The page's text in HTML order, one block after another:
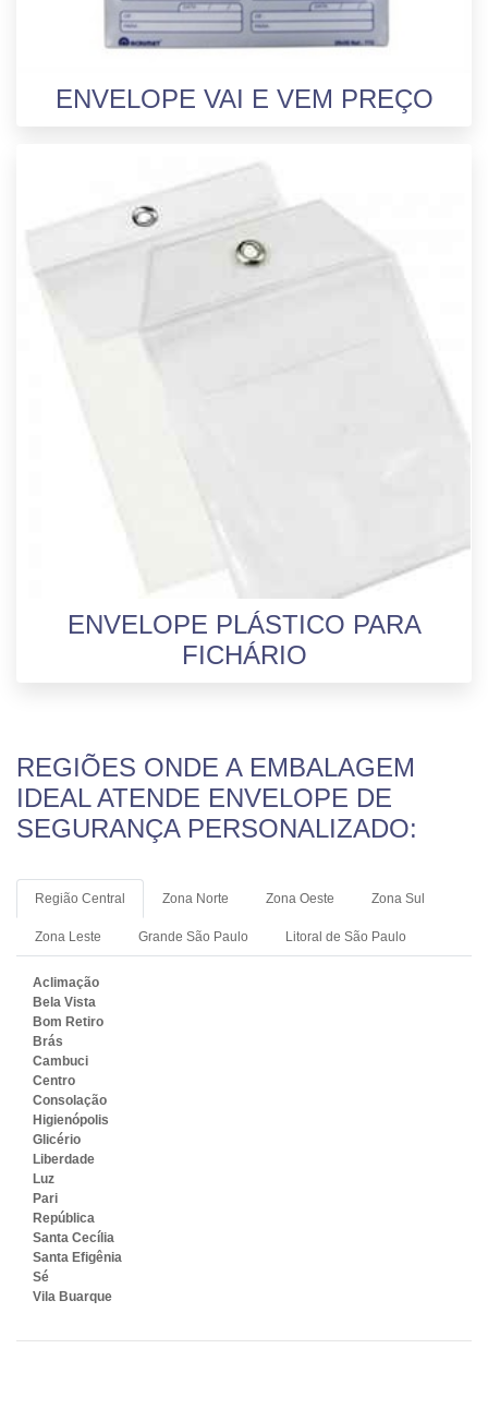
ENVELOPE VAI E VEM PREÇO
ENVELOPE PLÁSTICO PARA
FICHÁRIO
REGIÕES ONDE A EMBALAGEM
IDEAL ATENDE ENVELOPE DE
SEGURANÇA PERSONALIZADO:
Região Central Zona Norte Zona Oeste Zona Sul
Zona Leste Grande São Paulo Litoral de São Paulo
Aclimação
Bela Vista
Bom Retiro
Brás
Cambuci
Centro
Consolação
Higienópolis
Glicério
Liberdade
Luz
Pari
República
Santa Cecília
Santa Efigênia
Sé
Vila Buarque